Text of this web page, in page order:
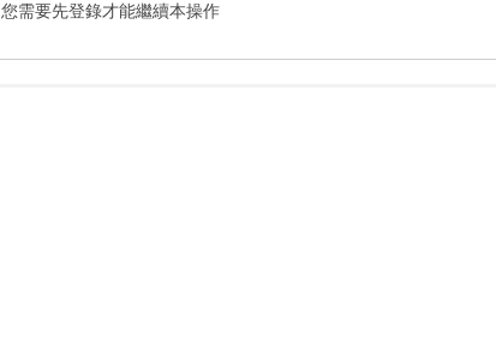
您需要先登錄才能繼續本操作